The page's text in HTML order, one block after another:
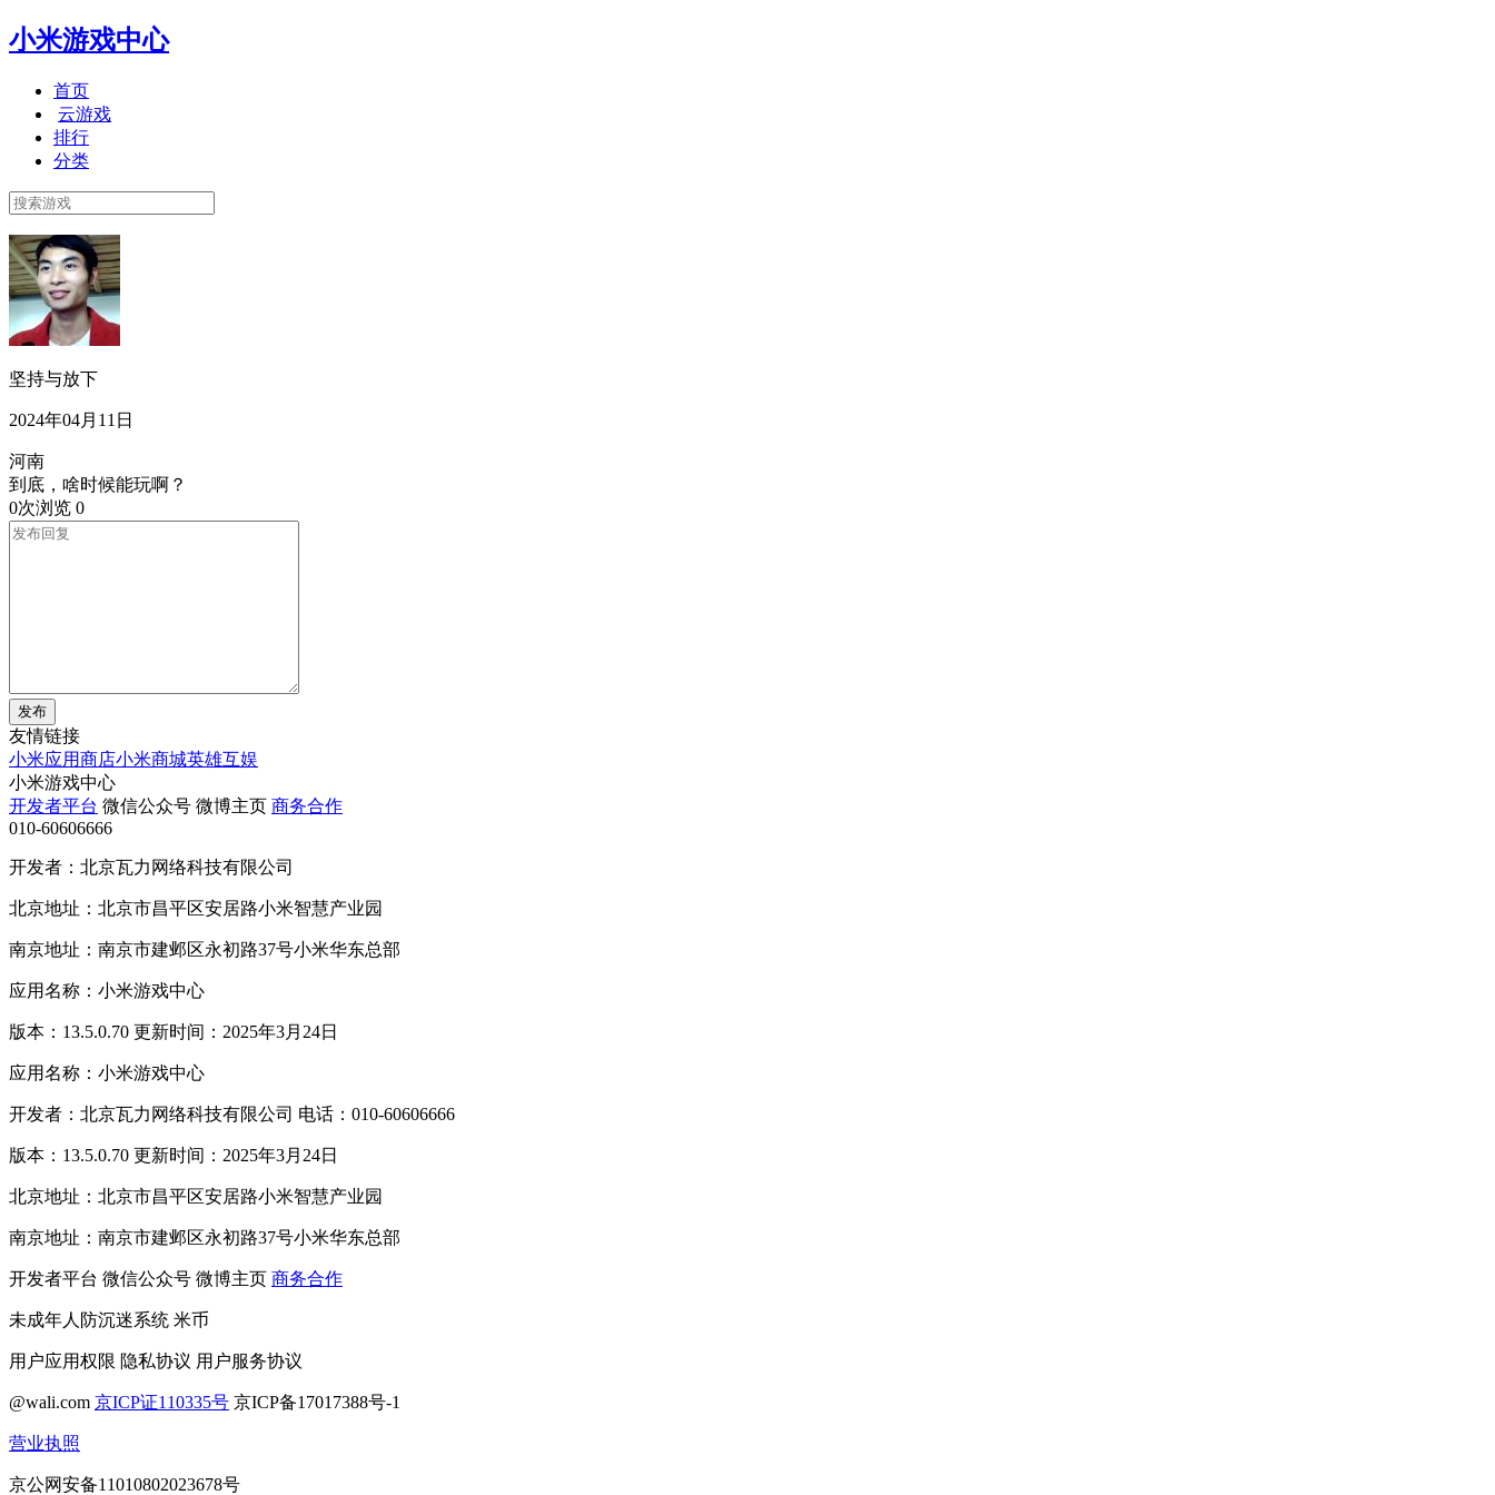
小米游戏中心
首页
云游戏
排行
分类
坚持与放下
2024年04月11日
河南
到底，啥时候能玩啊？
0次浏览 0
发布
友情链接
小米应用商店小米商城英雄互娱
小米游戏中心
开发者平台 微信公众号 微博主页 商务合作
010-60606666
开发者：北京瓦力网络科技有限公司
北京地址：北京市昌平区安居路小米智慧产业园
南京地址：南京市建邺区永初路37号小米华东总部
应用名称：小米游戏中心
版本：13.5.0.70 更新时间：2025年3月24日
应用名称：小米游戏中心
开发者：北京瓦力网络科技有限公司 电话：010-60606666
版本：13.5.0.70 更新时间：2025年3月24日
北京地址：北京市昌平区安居路小米智慧产业园
南京地址：南京市建邺区永初路37号小米华东总部
开发者平台 微信公众号 微博主页 商务合作
未成年人防沉迷系统 米币
用户应用权限 隐私协议 用户服务协议
@wali.com 京ICP证110335号 京ICP备17017388号-1
营业执照
京公网安备11010802023678号